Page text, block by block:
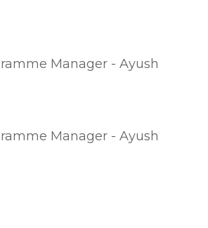
Manager - Ayush
Manager - Ayush